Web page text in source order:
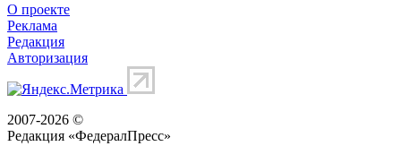
О проекте
Реклама
Редакция
Авторизация
2007-2026 ©
Редакция «ФедералПресс»